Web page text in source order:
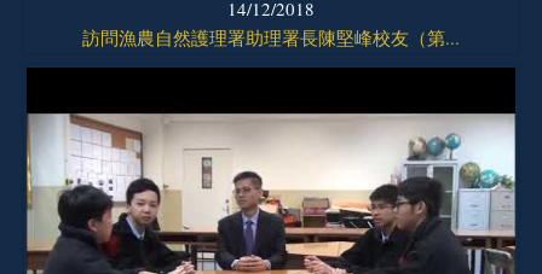
14/12/2018
訪問漁農自然護理署助理署長陳堅峰校友（第...